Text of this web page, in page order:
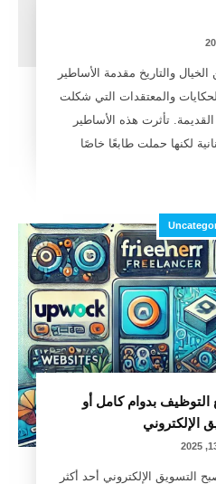
والتاريخ مقدمة الأساطير
والمعتقدات التي شكلت
تأثرت هذه الأساطير
لكنها حملت طابعًا خاصًا
التوظيف بدوام كامل أو
الإلكتروني
التسويق الإلكتروني أحد أكثر